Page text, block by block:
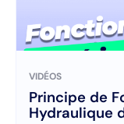
VIDÉOS
Principe de
Hydraulique